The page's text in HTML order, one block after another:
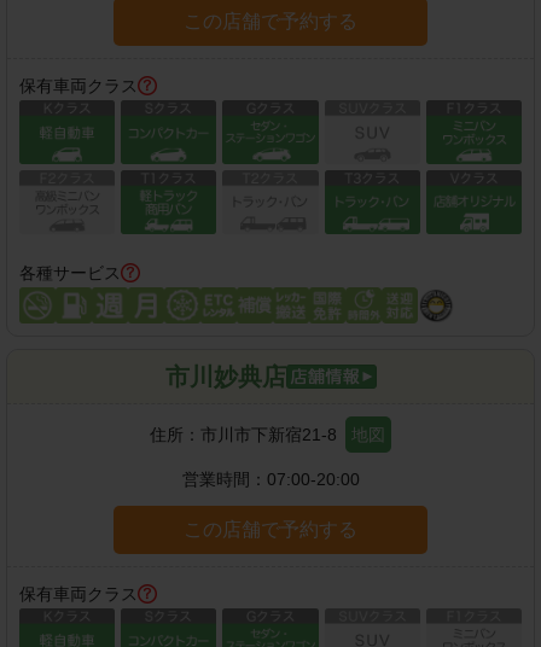
この店舗で予約する
保有車両クラス
各種サービス
市川妙典店
住所： 市川市下新宿21-8 地図
営業時間： 07:00-20:00
この店舗で予約する
保有車両クラス